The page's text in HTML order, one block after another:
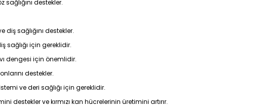
sağlığını destekler.
diş sağlığını destekler.
sağlığı için gereklidir.
dengesi için önemlidir.
destekler.
ve deri sağlığı için gereklidir.
destekler ve kırmızı kan hücrelerinin üretimini artırır.